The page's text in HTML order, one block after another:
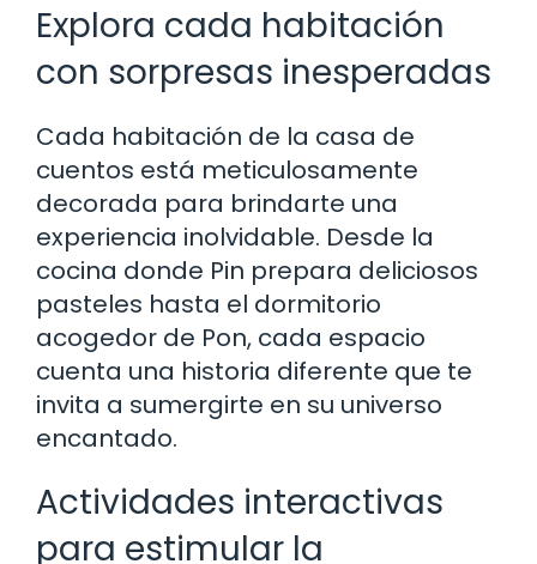
Explora cada habitación
con sorpresas inesperadas
Cada habitación de la casa de
cuentos está meticulosamente
decorada para brindarte una
experiencia inolvidable. Desde la
cocina donde Pin prepara deliciosos
pasteles hasta el dormitorio
acogedor de Pon, cada espacio
cuenta una historia diferente que te
invita a sumergirte en su universo
encantado.
Actividades interactivas
para estimular la